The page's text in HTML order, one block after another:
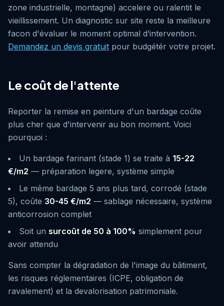
zone industrielle, montagne) accelere ou ralentit le
vieillissement. Un diagnostic sur site reste la meilleure
facon d'évaluer le moment optimal d’intervention.
Demandez un devis gratuit pour budgétér votre projet.
Le coût de l'attente
Reporter la remise en peinture d'un bardage coûte
plus cher que d'intervenir au bon moment. Voici
pourquoi :
Un bardage farinant (stade 1) se traite à 15-22
€/m2 — préparation legere, système simple
Le même bardage 5 ans plus tard, corrodé (stade
5), coûte 30-45 €/m2 — sablage nécessaire, système
anticorrosion complet
Soit un surcoût de 50 à 100% simplement pour
avoir attendu
Sans compter la dégradation de l'image du bâtiment,
les risques réglementaires (ICPE, obligation de
ravalement) et la devalorisation patrimoniale.